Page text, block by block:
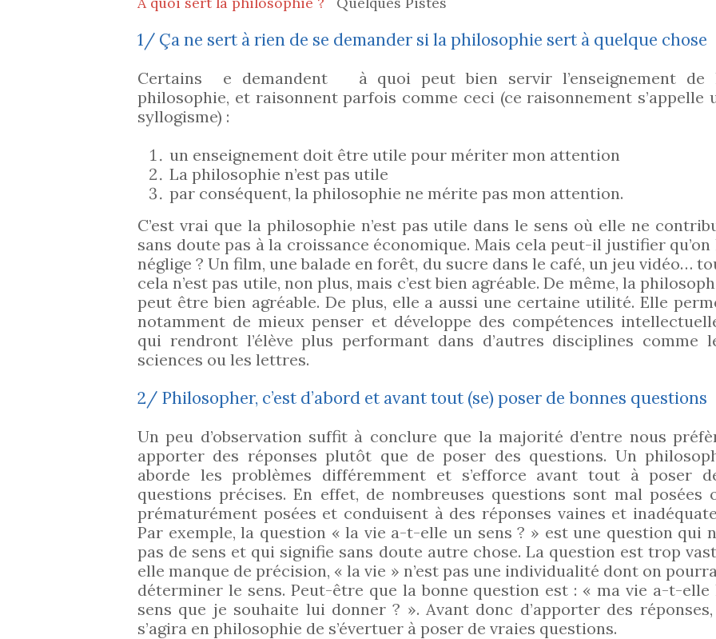
1/ Ça ne sert à rien de se demander si la philosophie sert à quelque chose
Certains e demandent à quoi peut bien servir l’enseignement de
philosophie, et raisonnent parfois comme ceci (ce raisonnement s’appelle
syllogisme) :
un enseignement doit être utile pour mériter mon attention
La philosophie n’est pas utile
par conséquent, la philosophie ne mérite pas mon attention.
C’est vrai que la philosophie n’est pas utile dans le sens où elle ne
sans doute pas à la croissance économique. Mais cela peut-il justifier qu’on
néglige ? Un film, une balade en forêt, du sucre dans le café, un jeu vidéo…
cela n’est pas utile, non plus, mais c’est bien agréable. De même, la
peut être bien agréable. De plus, elle a aussi une certaine utilité. Elle
notamment de mieux penser et développe des compétences
qui rendront l’élève plus performant dans d’autres disciplines comme
sciences ou les lettres.
2/ Philosopher, c’est d’abord et avant tout (se) poser de bonnes questions
Un peu d’observation suffit à conclure que la majorité d’entre nous
apporter des réponses plutôt que de poser des questions. Un
aborde les problèmes différemment et s’efforce avant tout à poser
questions précises. En effet, de nombreuses questions sont mal posées
prématurément posées et conduisent à des réponses vaines et
Par exemple, la question « la vie a-t-elle un sens ? » est une question qui
pas de sens et qui signifie sans doute autre chose. La question est trop
elle manque de précision, « la vie » n’est pas une individualité dont on
déterminer le sens. Peut-être que la bonne question est : « ma vie a-t-elle
sens que je souhaite lui donner ? ». Avant donc d’apporter des
s’agira en philosophie de s’évertuer à poser de vraies questions.